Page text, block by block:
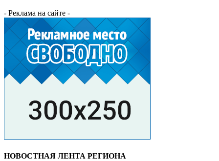
- Реклама на сайте -
НОВОСТНАЯ ЛЕНТА РЕГИОНА